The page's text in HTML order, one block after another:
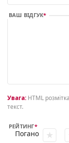
ВАШ ВІДГУК
Увага: HTML
текст.
РЕЙТИНГ
Погано